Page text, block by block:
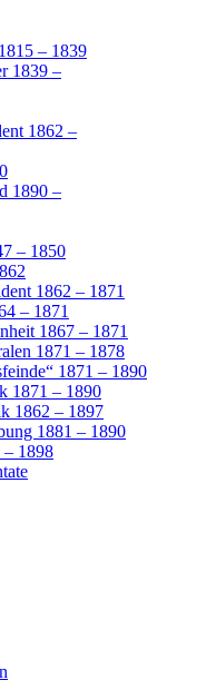
– 1839
1839 –
1862 –
1890 –
– 1850
1862 – 1871
– 1871
1867 – 1871
1871 – 1878
1871 – 1890
1871 – 1890
1862 – 1897
1881 – 1890
– 1898